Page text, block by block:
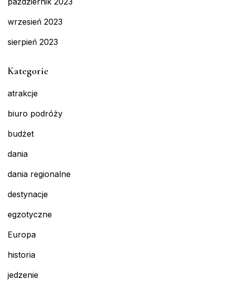
wrzesień 2023
sierpień 2023
Kategorie
atrakcje
biuro podróży
budżet
dania
dania regionalne
destynacje
egzotyczne
Europa
historia
jedzenie